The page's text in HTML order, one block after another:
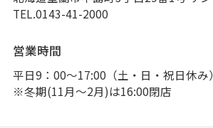
TEL.0143-41-2000
営業時間
平日9：00～17:00（土・日・祝日休み）
※冬期(11月～2月)は16:00閉店